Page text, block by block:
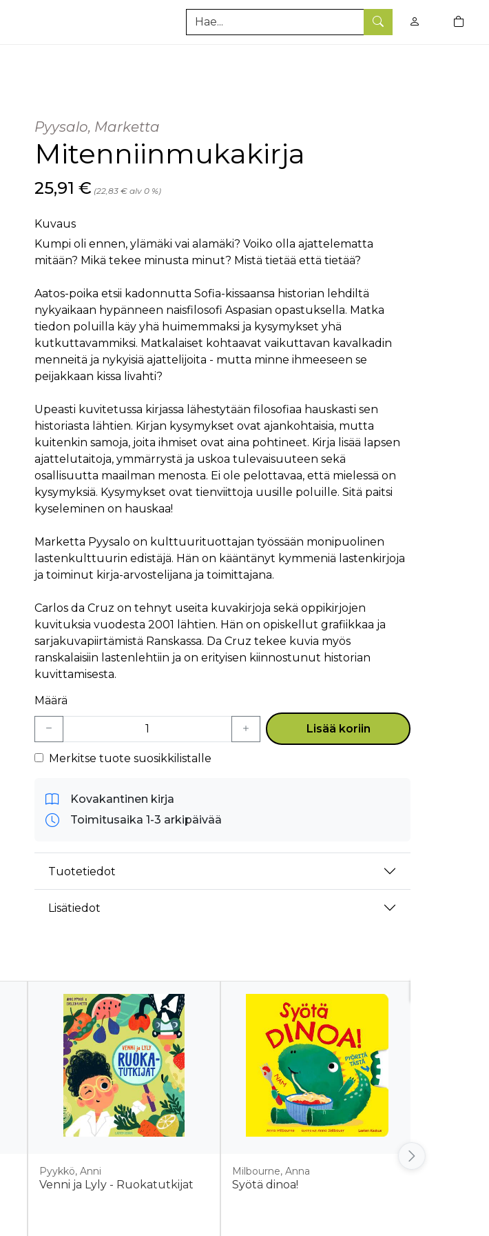
Hae
0
Pyysalo, Marketta
Mitenniinmukakirja
Hinta nyt
25,91 € (22,83 € alv 0 %)
Kuvaus
Kumpi oli ennen, ylämäki vai alamäki? Voiko olla ajattelematta
mitään? Mikä tekee minusta minut? Mistä tietää että tietää?
Aatos-poika etsii kadonnutta Sofia-kissaansa historian lehdiltä
nykyaikaan hypänneen naisfilosofi Aspasian opastuksella. Matka
tiedon poluilla käy yhä huimemmaksi ja kysymykset yhä
kutkuttavammiksi. Matkalaiset kohtaavat vaikuttavan kavalkadin
menneitä ja nykyisiä ajattelijoita - mutta minne ihmeeseen se
peijakkaan kissa livahti?
Upeasti kuvitetussa kirjassa lähestytään filosofiaa hauskasti sen
historiasta lähtien. Kirjan kysymykset ovat ajankohtaisia, mutta
kuitenkin samoja, joita ihmiset ovat aina pohtineet. Kirja lisää lapsen
ajattelutaitoja, ymmärrystä ja uskoa tulevaisuuteen sekä
osallisuutta maailman menosta. Ei ole pelottavaa, että mielessä on
kysymyksiä. Kysymykset ovat tienviittoja uusille poluille. Sitä paitsi
kyseleminen on hauskaa!
Marketta Pyysalo on kulttuurituottajan työssään monipuolinen
lastenkulttuurin edistäjä. Hän on kääntänyt kymmeniä lastenkirjoja
ja toiminut kirja-arvostelijana ja toimittajana.
Carlos da Cruz on tehnyt useita kuvakirjoja sekä oppikirjojen
kuvituksia vuodesta 2001 lähtien. Hän on opiskellut grafiikkaa ja
sarjakuvapiirtämistä Ranskassa. Da Cruz tekee kuvia myös
ranskalaisiin lastenlehtiin ja on erityisen kiinnostunut historian
kuvittamisesta.
Määrä
Lisää koriin
Merkitse tuote suosikkilistalle
Kovakantinen kirja
Toimitusaika 1-3 arkipäivää
Tuotetiedot
Lisätiedot
Pyykkö, Anni
Venni ja Lyly - Ruokatutkijat
Milbourne, Anna
Syötä dinoa!